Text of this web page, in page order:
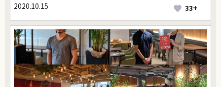
2020.10.15
33+